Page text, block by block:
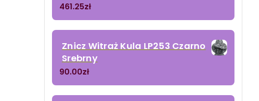
461.25zł
Znicz Witraż Kula LP253 Czarno
Srebrny
90.00zł